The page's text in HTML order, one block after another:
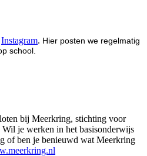
Instagram. Hier posten we regelmatig
school.
bij Meerkring, stichting voor
je werken in het basisonderwijs
of ben je benieuwd wat Meerkring